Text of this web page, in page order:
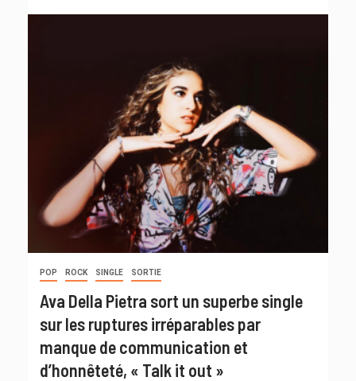
POP ROCK SINGLE SORTIE
Ava Della Pietra sort un superbe single
sur les ruptures irréparables par
manque de communication et
d’honnêteté, « Talk it out »